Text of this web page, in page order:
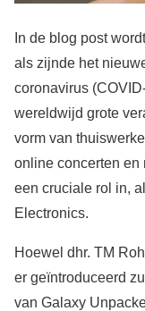
In de blog post
als zijnde het
coronavirus
wereldwijd grote
vorm van
online concerten en
een cruciale rol in,
Electronics.
Hoewel dhr. TM
er geïntroduceerd
van Galaxy